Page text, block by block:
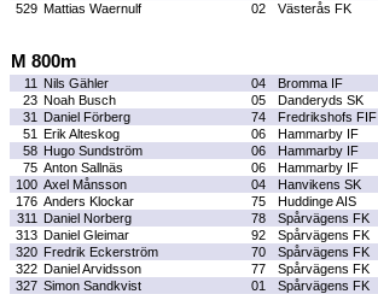
529 Mattias Waernulf 02 Västerås FK
M 800m
11 Nils Gähler 04 Bromma IF
23 Noah Busch 05 Danderyds SK
31
Daniel Förberg 74 Fredrikshofs FIF
51 Erik Alteskog 06 Hammarby IF
58 Hugo Sundström 06 Hammarby IF
75 Anton Sallnäs 06 Hammarby IF
100 Axel Månsson 04 Hanvikens SK
176 Anders Klockar 75 Huddinge AIS
311
Daniel Norberg 78 Spårvägens FK
313 Daniel Gleimar 92 Spårvägens FK
320 Fredrik Eckerström 70 Spårvägens FK
322 Daniel Arvidsson 77 Spårvägens FK
327 Simon Sandkvist 01 Spårvägens FK